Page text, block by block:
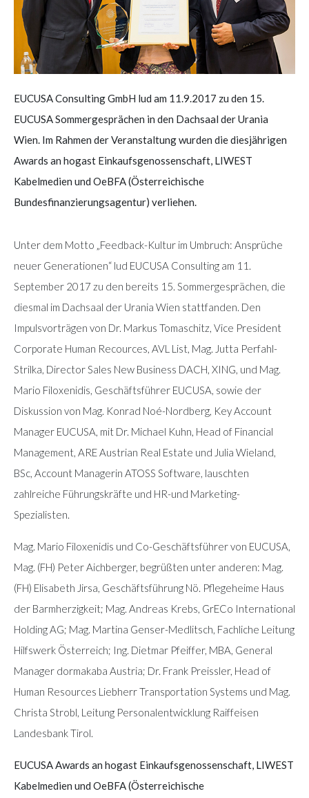
EUCUSA Consulting GmbH lud am 11.9.2017 zu den 15.
EUCUSA Sommergesprächen in den Dachsaal der Urania
Wien. Im Rahmen der Veranstaltung wurden die diesjährigen
Awards an hogast Einkaufsgenossenschaft, LIWEST
Kabelmedien und OeBFA (Österreichische
Bundesfinanzierungsagentur) verliehen.
Unter dem Motto „Feedback-Kultur im Umbruch: Ansprüche
neuer Generationen“ lud EUCUSA Consulting am 11.
September 2017 zu den bereits 15. Sommergesprächen, die
diesmal im Dachsaal der Urania Wien stattfanden. Den
Impulsvorträgen von Dr. Markus Tomaschitz, Vice President
Corporate Human Recources, AVL List, Mag. Jutta Perfahl-
Strilka, Director Sales New Business DACH, XING, und Mag.
Mario Filoxenidis, Geschäftsführer EUCUSA, sowie der
Diskussion von Mag. Konrad Noé-Nordberg, Key Account
Manager EUCUSA, mit Dr. Michael Kuhn, Head of Financial
Management, ARE Austrian Real Estate und Julia Wieland,
BSc, Account Managerin ATOSS Software, lauschten
zahlreiche Führungskräfte und HR-und Marketing-
Spezialisten.
Mag. Mario Filoxenidis und Co-Geschäftsführer von EUCUSA,
Mag. (FH) Peter Aichberger, begrüßten unter anderen: Mag.
(FH) Elisabeth Jirsa, Geschäftsführung Nö. Pflegeheime Haus
der Barmherzigkeit; Mag. Andreas Krebs, GrECo International
Holding AG; Mag. Martina Genser-Medlitsch, Fachliche Leitung
Hilfswerk Österreich; Ing. Dietmar Pfeiffer, MBA, General
Manager dormakaba Austria; Dr. Frank Preissler, Head of
Human Resources Liebherr Transportation Systems und Mag.
Christa Strobl, Leitung Personalentwicklung Raiffeisen
Landesbank Tirol.
EUCUSA Awards an hogast Einkaufsgenossenschaft, LIWEST
Kabelmedien und OeBFA (Österreichische